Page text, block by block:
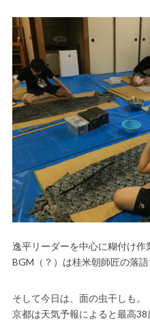
逸平リーダーを中心に糊付け作
BGM（？）は桂米朝師匠の落語
そして今日は、面の虫干しも。
京都は天気予報によると最高